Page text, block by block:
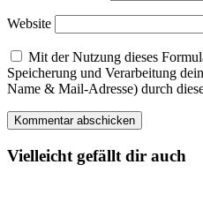
Website
Mit der Nutzung dieses
Speicherung und Verarbeitung
Name & Mail-Adresse) durch
Vielleicht gefällt dir auch